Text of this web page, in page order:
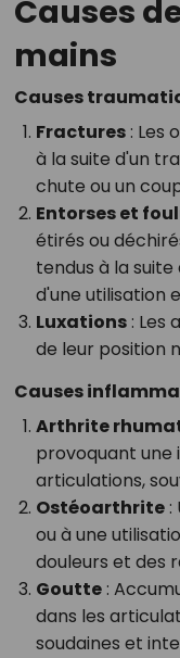
Causes
mains
Causes
Fractures: Les
à la suite d'un
chute ou un
Entorses et
étirés ou
tendus à la
d'une utilisation
Luxations: Les
de leur position
Causes
Arthrite
provoquant une
articulations,
Ostéoarthrite:
ou à une
douleurs et des
Goutte:
dans les
soudaines et